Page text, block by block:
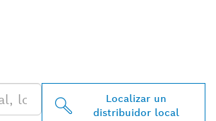
Localizar un
distribuidor local